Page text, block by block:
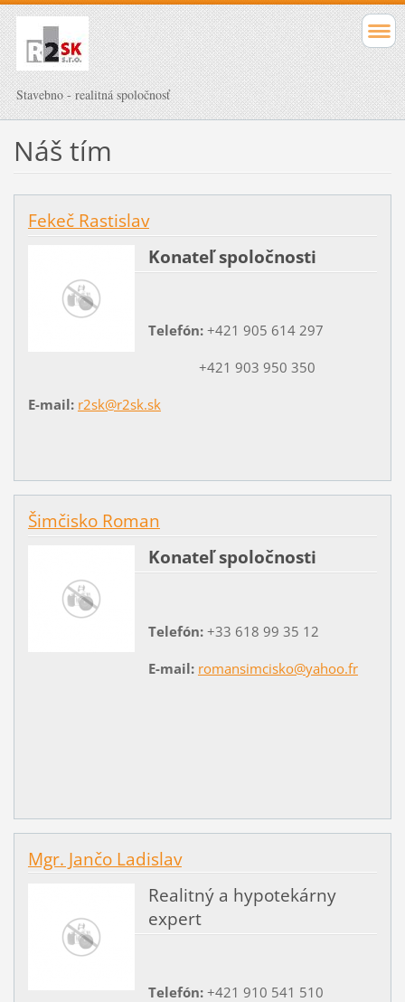
Stavebno - realitná spoločnosť
Náš tím
Fekeč Rastislav
Konateľ spoločnosti
Telefón:+421 905 614 297
+421 903 950 350
E-mail: r2sk@r2sk.sk
Šimčisko Roman
Konateľ spoločnosti
Telefón:+33 618 99 35 12
E-mail: romansimcisko@yahoo.fr
Mgr. Jančo Ladislav
Realitný a hypotekárny
expert
Telefón:+421 910 541 510